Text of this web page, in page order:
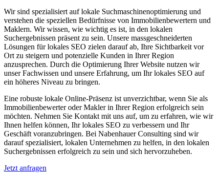
Wir sind spezialisiert auf lokale Suchmaschinenoptimierung und
verstehen die speziellen Bedürfnisse von Immobilienbewertern und
Maklern. Wir wissen, wie wichtig es ist, in den lokalen
Suchergebnissen präsent zu sein. Unsere massgeschneiderten
Lösungen für lokales SEO zielen darauf ab, Ihre Sichtbarkeit vor
Ort zu steigern und potenzielle Kunden in Ihrer Region
anzusprechen. Durch die Optimierung Ihrer Website nutzen wir
unser Fachwissen und unsere Erfahrung, um Ihr lokales SEO auf
ein höheres Niveau zu bringen.
Eine robuste lokale Online-Präsenz ist unverzichtbar, wenn Sie als
Immobilienbewerter oder Makler in Ihrer Region erfolgreich sein
möchten. Nehmen Sie Kontakt mit uns auf, um zu erfahren, wie wir
Ihnen helfen können, Ihr lokales SEO zu verbessern und Ihr
Geschäft voranzubringen. Bei Nabenhauer Consulting sind wir
darauf spezialisiert, lokalen Unternehmen zu helfen, in den lokalen
Suchergebnissen erfolgreich zu sein und sich hervorzuheben.
Jetzt anfragen